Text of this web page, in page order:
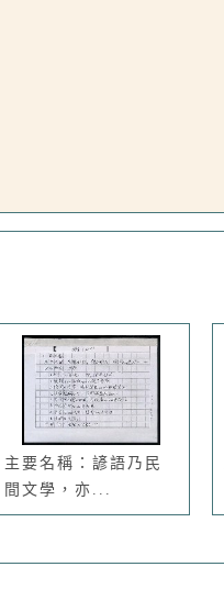
主要名稱：諺語乃民
間文學，亦...